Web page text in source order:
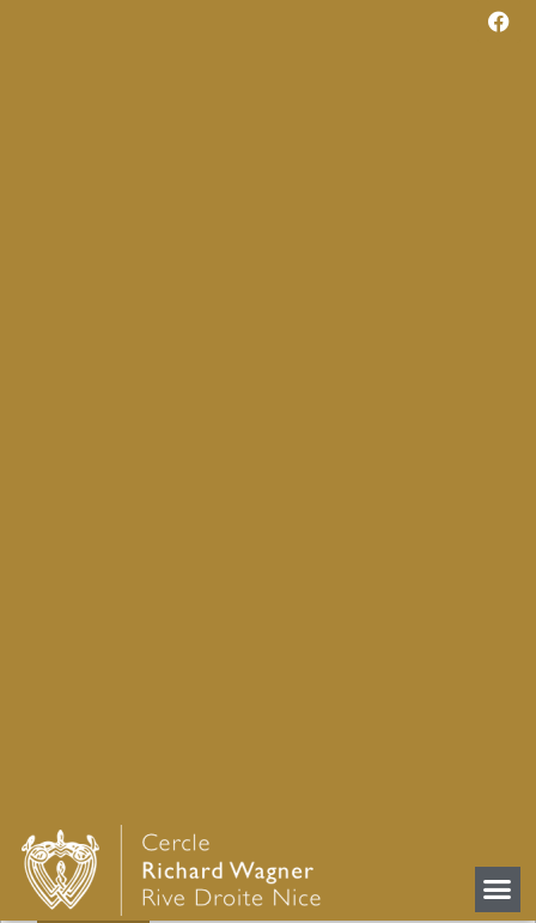
Retour